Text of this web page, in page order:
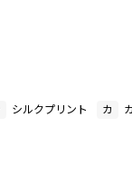
シルクプリント カ